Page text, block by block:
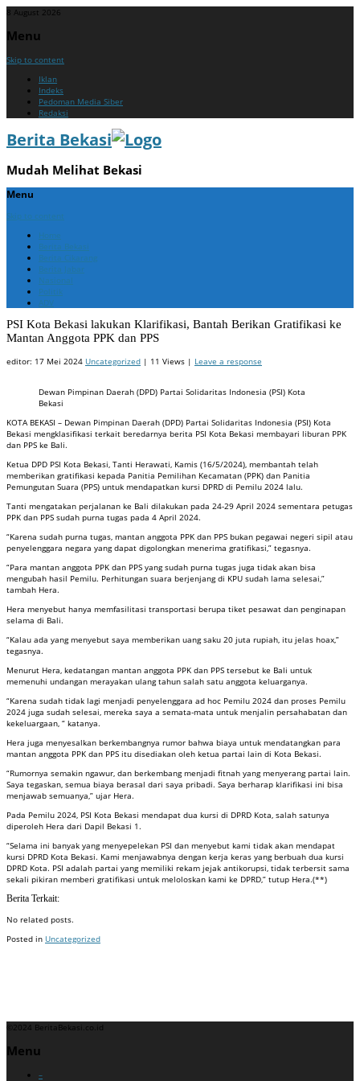
8 August 2026
Menu
Skip to content
Iklan
Indeks
Pedoman Media Siber
Redaksi
Berita Bekasi
Mudah Melihat Bekasi
Menu
Skip to content
Home
Berita Bekasi
Berita Cikarang
Berita Jabar
Nasional
Politik
ADV
PSI Kota Bekasi lakukan Klarifikasi, Bantah Berikan Gratifikasi ke
Mantan Anggota PPK dan PPS
editor: 17 Mei 2024 Uncategorized | 11 Views | Leave a response
Dewan Pimpinan Daerah (DPD) Partai Solidaritas Indonesia (PSI) Kota
Bekasi
KOTA BEKASI – Dewan Pimpinan Daerah (DPD) Partai Solidaritas Indonesia (PSI) Kota
Bekasi mengklasifikasi terkait beredarnya berita PSI Kota Bekasi membayari liburan PPK
dan PPS ke Bali.
Ketua DPD PSI Kota Bekasi, Tanti Herawati, Kamis (16/5/2024), membantah telah
memberikan gratifikasi kepada Panitia Pemilihan Kecamatan (PPK) dan Panitia
Pemungutan Suara (PPS) untuk mendapatkan kursi DPRD di Pemilu 2024 lalu.
Tanti mengatakan perjalanan ke Bali dilakukan pada 24-29 April 2024 sementara petugas
PPK dan PPS sudah purna tugas pada 4 April 2024.
“Karena sudah purna tugas, mantan anggota PPK dan PPS bukan pegawai negeri sipil atau
penyelenggara negara yang dapat digolongkan menerima gratifikasi,” tegasnya.
“Para mantan anggota PPK dan PPS yang sudah purna tugas juga tidak akan bisa
mengubah hasil Pemilu. Perhitungan suara berjenjang di KPU sudah lama selesai,”
tambah Hera.
Hera menyebut hanya memfasilitasi transportasi berupa tiket pesawat dan penginapan
selama di Bali.
“Kalau ada yang menyebut saya memberikan uang saku 20 juta rupiah, itu jelas hoax,”
tegasnya.
Menurut Hera, kedatangan mantan anggota PPK dan PPS tersebut ke Bali untuk
memenuhi undangan merayakan ulang tahun salah satu anggota keluarganya.
“Karena sudah tidak lagi menjadi penyelenggara ad hoc Pemilu 2024 dan proses Pemilu
2024 juga sudah selesai, mereka saya a semata-mata untuk menjalin persahabatan dan
kekeluargaan, “ katanya.
Hera juga menyesalkan berkembangnya rumor bahwa biaya untuk mendatangkan para
mantan anggota PPK dan PPS itu disediakan oleh ketua partai lain di Kota Bekasi.
“Rumornya semakin ngawur, dan berkembang menjadi fitnah yang menyerang partai lain.
Saya tegaskan, semua biaya berasal dari saya pribadi. Saya berharap klarifikasi ini bisa
menjawab semuanya,” ujar Hera.
Pada Pemilu 2024, PSI Kota Bekasi mendapat dua kursi di DPRD Kota, salah satunya
diperoleh Hera dari Dapil Bekasi 1.
“Selama ini banyak yang menyepelekan PSI dan menyebut kami tidak akan mendapat
kursi DPRD Kota Bekasi. Kami menjawabnya dengan kerja keras yang berbuah dua kursi
DPRD Kota. PSI adalah partai yang memiliki rekam jejak antikorupsi, tidak terbersit sama
sekali pikiran memberi gratifikasi untuk meloloskan kami ke DPRD,” tutup Hera.(**)
Berita Terkait:
No related posts.
Posted in Uncategorized
©2024 BeritaBekasi.co.id
Menu
–